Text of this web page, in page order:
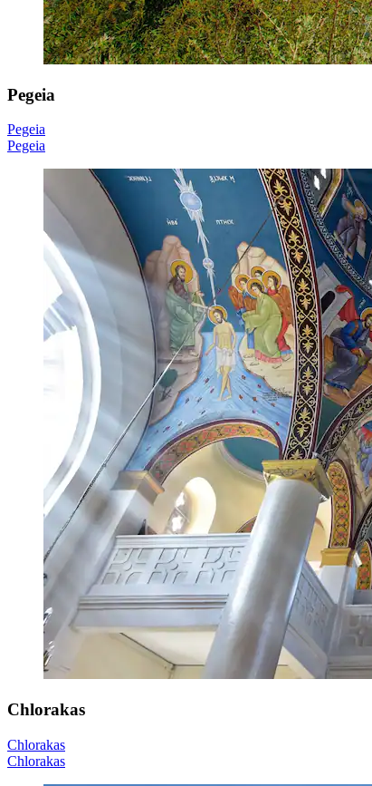
Pegeia
Pegeia
Pegeia
Chlorakas
Chlorakas
Chlorakas